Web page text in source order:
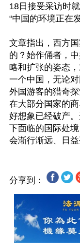
18日接受采访时
“中国的环境正在
文章指出，西方
的？始作俑者，
略和扩张的姿态
一个中国，无论
外国游客的猎奇
在大部分国家的
好想象已经破产
下面临的国际处
分享到：